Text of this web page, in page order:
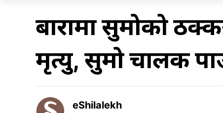
बारामा सुमोको
मृत्यु, सुमो चालक
eShilalekh